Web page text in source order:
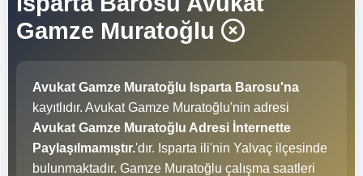
Gamze Muratoğlu
Avukat Gamze Muratoğlu Isparta Barosu'na
kayıtlıdır. Avukat Gamze Muratoğlu'nin adresi
Avukat Gamze Muratoğlu Adresi İnternette
Paylaşılmamıştır.'dır. Isparta ili'nin Yalvaç ilçesinde
bulunmaktadır. Gamze Muratoğlu çalışma saatleri